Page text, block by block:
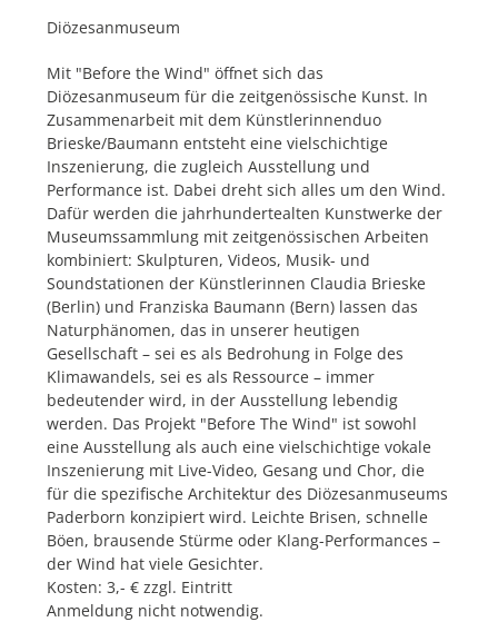
Diözesanmuseum
Mit "Before the Wind" öffnet sich das
Diözesanmuseum für die zeitgenössische Kunst. In
Zusammenarbeit mit dem Künstlerinnenduo
Brieske/Baumann entsteht eine vielschichtige
Inszenierung, die zugleich Ausstellung und
Performance ist. Dabei dreht sich alles um den Wind.
Dafür werden die jahrhundertealten Kunstwerke der
Museumssammlung mit zeitgenössischen Arbeiten
kombiniert: Skulpturen, Videos, Musik- und
Soundstationen der Künstlerinnen Claudia Brieske
(Berlin) und Franziska Baumann (Bern) lassen das
Naturphänomen, das in unserer heutigen
Gesellschaft – sei es als Bedrohung in Folge des
Klimawandels, sei es als Ressource – immer
bedeutender wird, in der Ausstellung lebendig
werden. Das Projekt "Before The Wind" ist sowohl
eine Ausstellung als auch eine vielschichtige vokale
Inszenierung mit Live-Video, Gesang und Chor, die
für die spezifische Architektur des Diözesanmuseums
Paderborn konzipiert wird. Leichte Brisen, schnelle
Böen, brausende Stürme oder Klang-Performances –
der Wind hat viele Gesichter.
Kosten: 3,- € zzgl. Eintritt
Anmeldung nicht notwendig.